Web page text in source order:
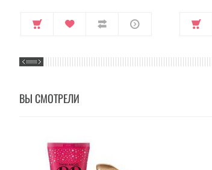
ВЫ СМОТРЕЛИ